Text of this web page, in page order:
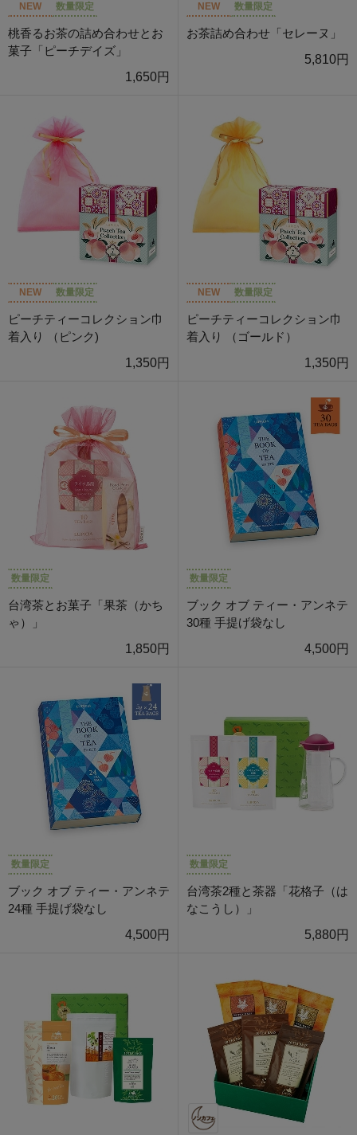
NEW 数量限定
桃香るお茶の詰め合わせとお
菓子「ピーチデイズ」
1,650円
NEW 数量限定
お茶詰め合わせ「セレーヌ」
5,810円
NEW 数量限定
ピーチティーコレクション巾
着入り （ピンク)
1,350円
NEW 数量限定
ピーチティーコレクション巾
着入り （ゴールド）
1,350円
数量限定
台湾茶とお菓子「果茶（かち
ゃ）」
1,850円
数量限定
ブック オブ ティー・アンネテ
30種 手提げ袋なし
4,500円
数量限定
ブック オブ ティー・アンネテ
24種 手提げ袋なし
4,500円
数量限定
台湾茶2種と茶器「花格子（は
なこうし）」
5,880円